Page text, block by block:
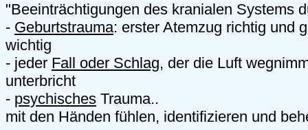
"Beeinträchtigungen des kranialen Systems
- Geburtstrauma: erster Atemzug richtig und
wichtig
- jeder Fall oder Schlag, der die Luft
unterbricht
- psychisches Trauma..
mit den Händen fühlen, identifizieren und